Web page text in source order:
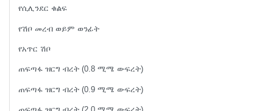
የሲሊንደር ቁልፍ
የሽቦ መረብ ወይም ወንፊት
የአጥር ሽቦ
ጠፍጣፋ ዝርግ ብረት (0.8 ሚሜ ውፍረት)
ጠፍጣፋ ዝርግ ብረት (0.9 ሚሜ ውፍረት)